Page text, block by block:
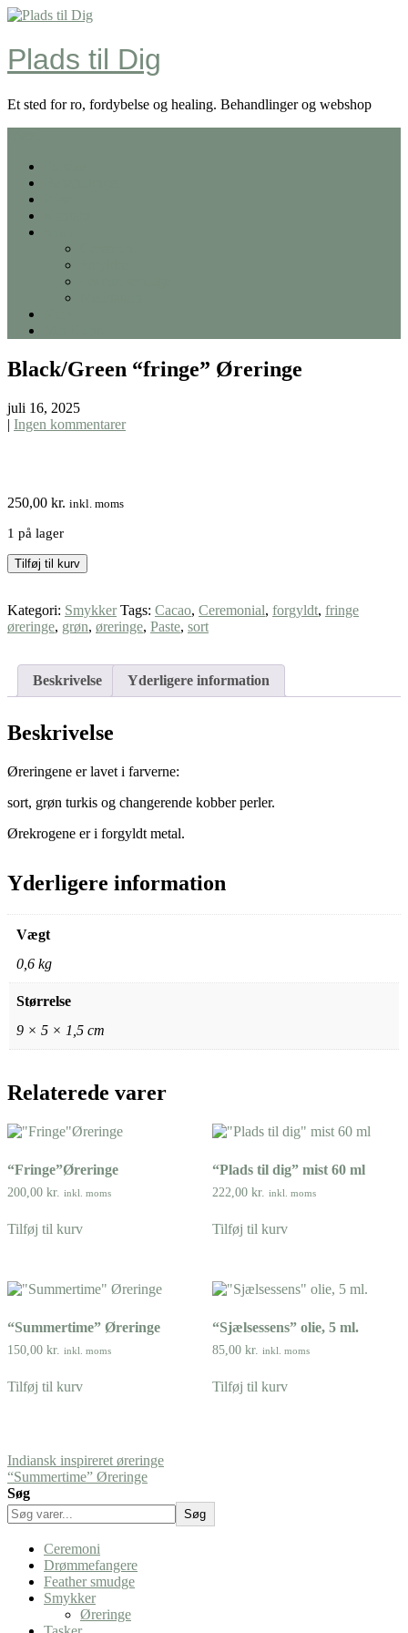
Skip
content
Plads til Dig
Et sted for ro, fordybelse og healing. Behandlinger og webshop
Black/Green “fringe” Øreringe
juli 16, 2025
| Ingen kommentarer
250,00 kr. inkl. moms
1 på lager
Black/Green
"fringe"
antal
Tilføj til kurv
Kategori: Smykker Tags: Cacao, Ceremonial, forgyldt, fringe
øreringe, grøn, øreringe, Paste, sort
Beskrivelse Yderligere information
Beskrivelse
Øreringene er lavet i farverne:
sort, grøn turkis og changerende kobber perler.
Ørekrogene er i forgyldt metal.
Yderligere information
Vægt
0,6 kg
Størrelse
9 × 5 × 1,5 cm
Relaterede varer
“Fringe”Øreringe
200,00 kr. inkl. moms
Tilføj til kurv
“Plads til dig” mist 60 ml
222,00 kr. inkl. moms
Tilføj til kurv
“Summertime” Øreringe
150,00 kr. inkl. moms
Tilføj til kurv
“Sjælsessens” olie, 5 ml.
85,00 kr. inkl. moms
Tilføj til kurv
Indlægsnavigation
Indiansk inspireret øreringe
“Summertime” Øreringe
Søg
Søg
Ceremoni
Drømmefangere
Feather smudge
Smykker
Øreringe